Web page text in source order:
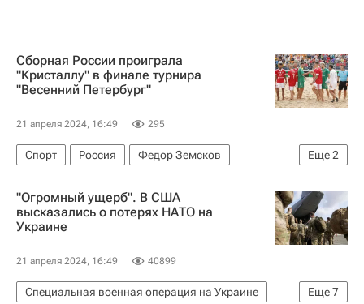
Сборная России проиграла
"Кристаллу" в финале турнира
"Весенний Петербург"
21 апреля 2024, 16:49 295
Еще2
Спорт Россия
Федор Земсков
Кристалл (Санкт-Петербург)
"Лекс"
"Огромный ущерб". В США
высказались о потерях НАТО на
Украине
21 апреля 2024, 16:49 40899
Еще7
Специальная военная операция на Украине